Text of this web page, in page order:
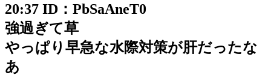
20:37 ID：PbSaAneT0
強過ぎて草
やっぱり早急な水際対策が肝だったな
あ